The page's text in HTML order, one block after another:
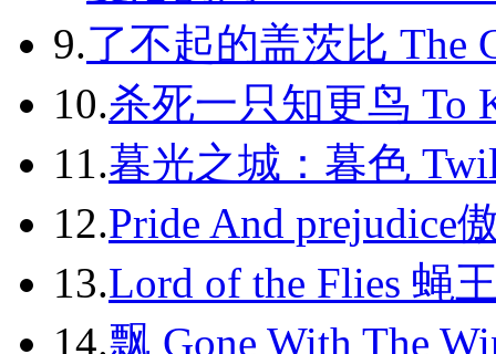
2013-07
2013-08
2013-09
2013-10
2013-11
2013-12
9.了不起的盖茨比 The
10.杀死一只知更鸟 To
11.暮光之城：暮色
12.Pride And prejudice
13.Lord of the Flies 蝇
14.飘 Gone With The